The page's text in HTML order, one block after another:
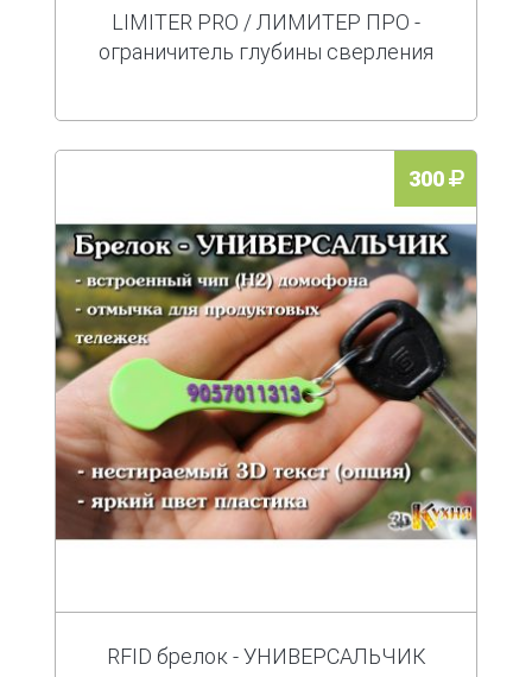
LIMITER PRO / ЛИМИТЕР ПРО -
ограничитель глубины сверления
300
RFID брелок - УНИВЕРСАЛЬЧИК